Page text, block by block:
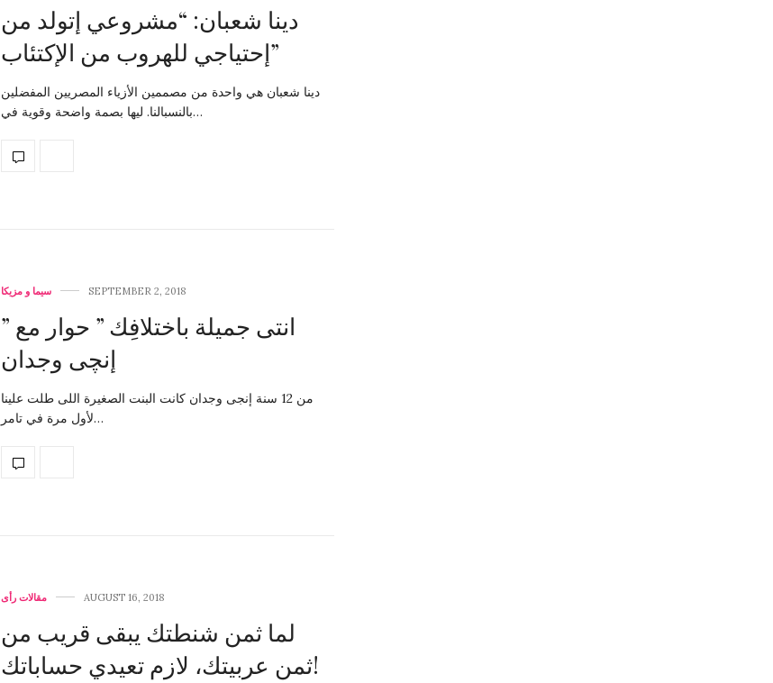
دينا شعبان: “مشروعي إتولد من
إحتياجي للهروب من الإكتئاب”
دينا شعبان هي واحدة من مصممين الأزياء المصريين المفضلين
بالنسبالنا. ليها بصمة واضحة وقوية في…
سيما و مزيكا SEPTEMBER 2, 2018
” انتى جميلة باختلافِك ” حوار مع
إنچى وجدان
من 12 سنة إنجى وجدان كانت البنت الصغيرة اللى طلت علينا
لأول مرة في تامر…
مقالات رأى AUGUST 16, 2018
لما ثمن شنطتك يبقى قريب من
ثمن عربيتك، لازم تعيدي حساباتك!